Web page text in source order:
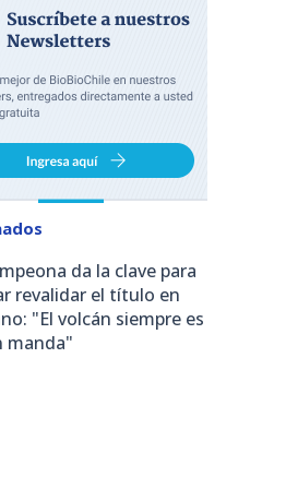
da la clave para
revalidar el título en
"El volcán siempre es
manda"